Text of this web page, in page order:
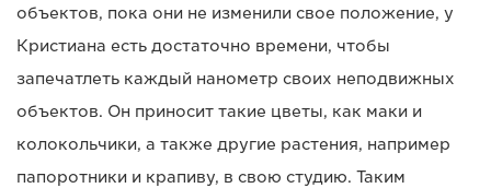
объектов, пока они не изменили свое положение, у
Кристиана есть достаточно времени, чтобы
запечатлеть каждый нанометр своих неподвижных
объектов. Он приносит такие цветы, как маки и
колокольчики, а также другие растения, например
папоротники и крапиву, в свою студию. Таким